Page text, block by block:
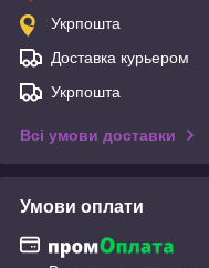
Укрпошта
Доставка курьером
Укрпошта
Всі умови доставки
Умови оплати